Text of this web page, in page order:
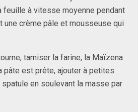
feuille à vitesse moyenne pendant
une crème pâle et mousseuse qui
tamiser la farine, la Maïzena
pâte est prête, ajouter à petites
en soulevant la masse par